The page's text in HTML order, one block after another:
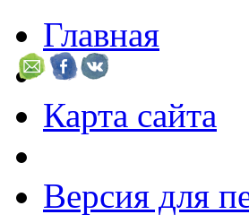
Главная
Карта сайта
Версия для